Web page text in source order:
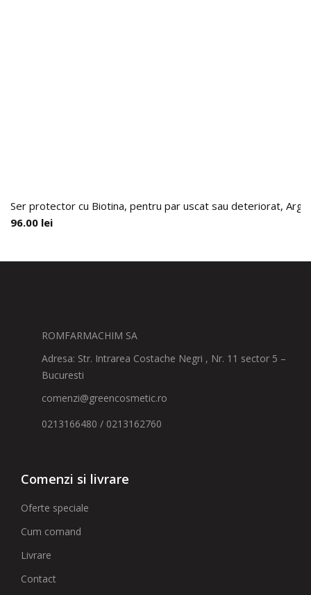
Ser protector cu Biotina, pentru par uscat sau deteriorat,
96.00 lei
ROMFARMACHIM SA
Adresa: Str. Intrarea Costache Negri , Nr. 11 sector 5 –
Bucuresti
comenzi@greencosmetic.ro
0213166480 / 0213162760
Comenzi si livrare
Oferte speciale
Cum comand
Livrare
Contact